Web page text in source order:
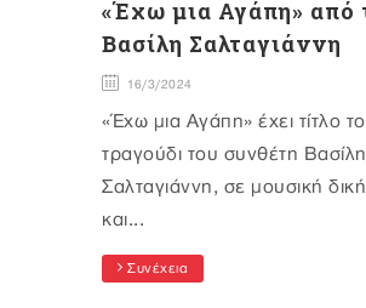
«Έχω μια Αγάπη» από
Βασίλη Σαλταγιάννη
16/3/2024
«Έχω μια Αγάπη» έχει τίτλο
τραγούδι του συνθέτη Βασίλη
Σαλταγιάννη, σε μουσική
και...
Συνέχεια